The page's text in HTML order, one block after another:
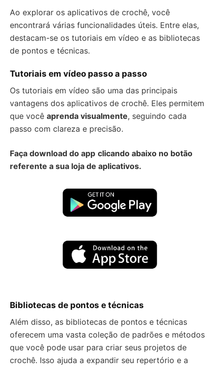
Ao explorar os aplicativos de crochê, você
encontrará várias funcionalidades úteis. Entre elas,
destacam-se os tutoriais em vídeo e as bibliotecas
de pontos e técnicas.
Tutoriais em vídeo passo a passo
Os tutoriais em vídeo são uma das principais
vantagens dos aplicativos de crochê. Eles permitem
que você aprenda visualmente, seguindo cada
passo com clareza e precisão.
Faça download do app clicando abaixo no botão
referente a sua loja de aplicativos.
Bibliotecas de pontos e técnicas
Além disso, as bibliotecas de pontos e técnicas
oferecem uma vasta coleção de padrões e métodos
que você pode usar para criar seus projetos de
crochê. Isso ajuda a expandir seu repertório e a